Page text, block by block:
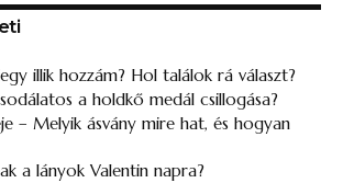
illik hozzám? Hol találok rá választ?
a holdkő medál csillogása?
– Melyik ásvány mire hat, és hogyan
a lányok Valentin napra?